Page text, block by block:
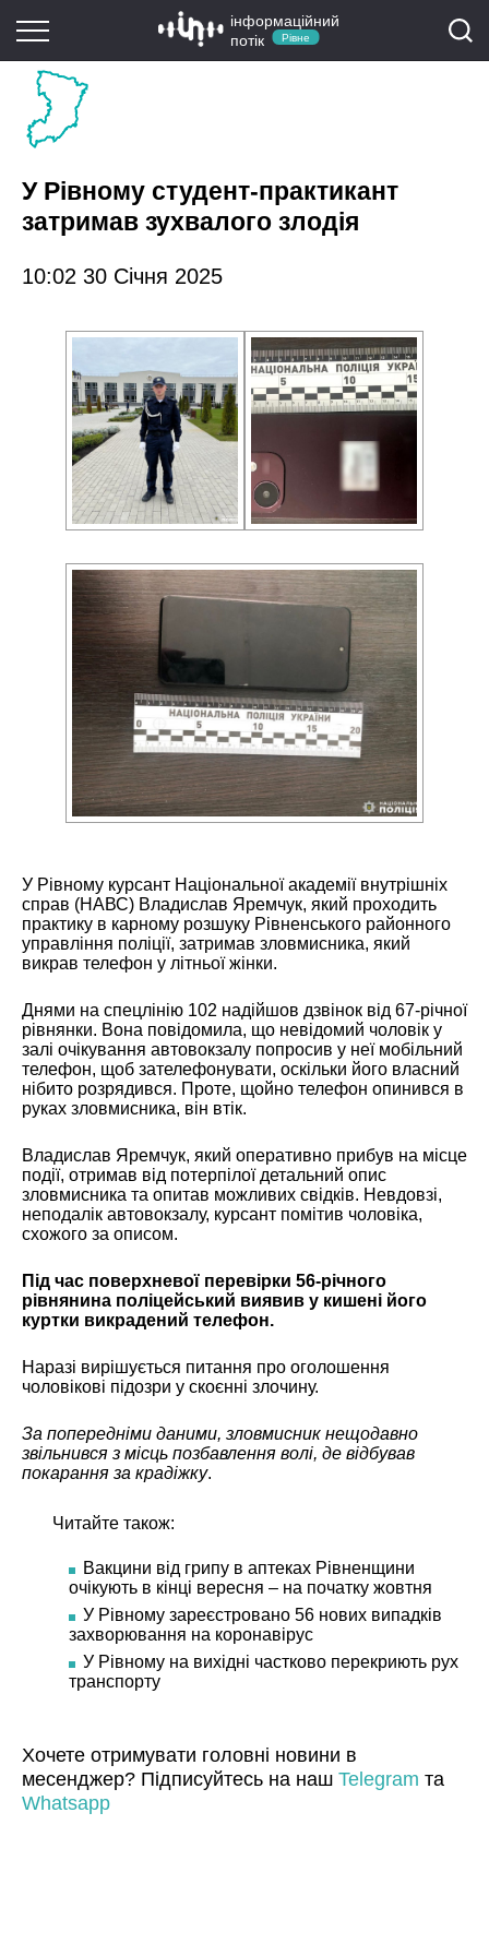
інформаційний
потік
Рівне
У Рівному студент-практикант
затримав зухвалого злодія
10:02 30 Січня 2025
У Рівному курсант Національної академії внутрішніх
справ (НАВС) Владислав Яремчук, який проходить
практику в карному розшуку Рівненського районного
управління поліції, затримав зловмисника, який
викрав телефон у літньої жінки.
Днями на спецлінію 102 надійшов дзвінок від 67-річної
рівнянки. Вона повідомила, що невідомий чоловік у
залі очікування автовокзалу попросив у неї мобільний
телефон, щоб зателефонувати, оскільки його власний
нібито розрядився. Проте, щойно телефон опинився в
руках зловмисника, він втік.
Владислав Яремчук, який оперативно прибув на місце
події, отримав від потерпілої детальний опис
зловмисника та опитав можливих свідків. Невдовзі,
неподалік автовокзалу, курсант помітив чоловіка,
схожого за описом.
Під час поверхневої перевірки 56-річного
рівнянина поліцейський виявив у кишені його
куртки викрадений телефон.
Наразі вирішується питання про оголошення
чоловікові підозри у скоєнні злочину.
За попередніми даними, зловмисник нещодавно
звільнився з місць позбавлення волі, де відбував
покарання за крадіжку.
Читайте також:
Вакцини від грипу в аптеках Рівненщини
очікують в кінці вересня – на початку жовтня
У Рівному зареєстровано 56 нових випадків
захворювання на коронавірус
У Рівному на вихідні частково перекриють рух
транспорту
Хочете отримувати головні новини в
месенджер? Підписуйтесь на наш Telegram та
Whatsapp